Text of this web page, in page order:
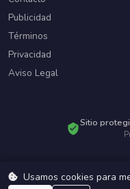
Publicidad
Términos
Privacidad
Aviso Legal
Sitio
© 2026 Diario
Usamos cookies para